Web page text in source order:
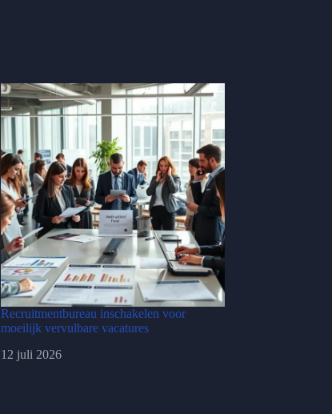
Recruitmentbureau inschakelen voor
moeilijk vervulbare vacatures
12 juli 2026